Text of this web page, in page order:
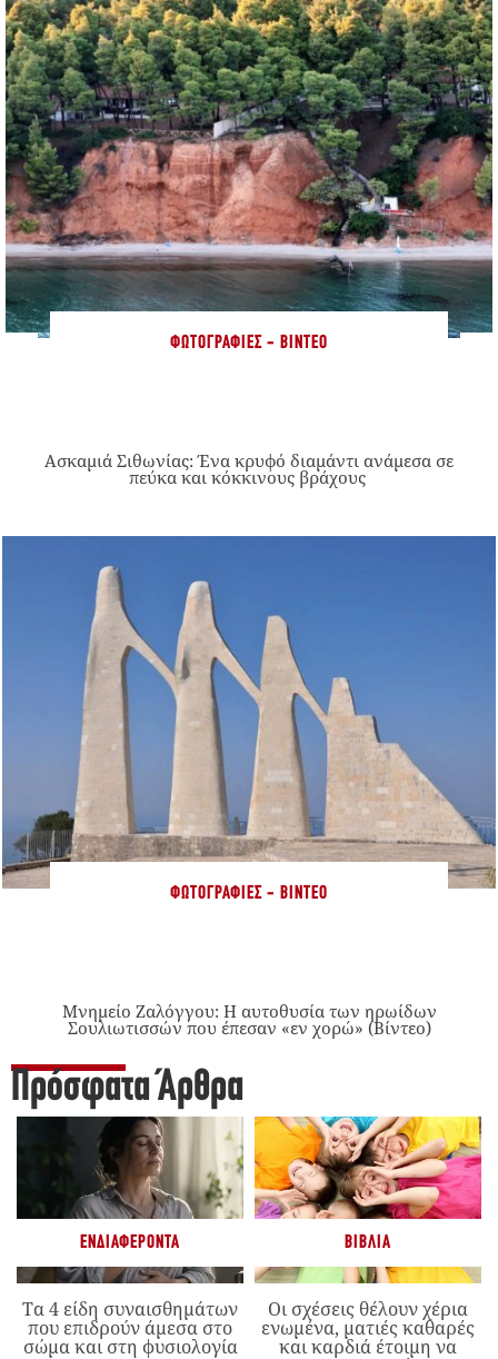
ΦΩΤΟΓΡΑΦΊΕΣ - ΒΊΝΤΕΟ
Ασκαμιά Σιθωνίας: Ένα κρυφό διαμάντι ανάμεσα σε
πεύκα και κόκκινους βράχους
ΦΩΤΟΓΡΑΦΊΕΣ - ΒΊΝΤΕΟ
Μνημείο Ζαλόγγου: Η αυτοθυσία των ηρωίδων
Σουλιωτισσών που έπεσαν «εν χορώ» (Βίντεο)
Πρόσφατα Άρθρα
ΕΝΔΙΑΦΈΡΟΝΤΑ
Τα 4 είδη συναισθημάτων
που επιδρούν άμεσα στο
σώμα και στη φυσιολογία
ΒΙΒΛΊΑ
Οι σχέσεις θέλουν χέρια
ενωμένα, ματιές καθαρές
και καρδιά έτοιμη να